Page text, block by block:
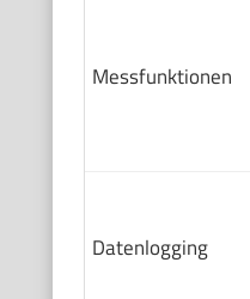
Messfunktionen
Datenlogging